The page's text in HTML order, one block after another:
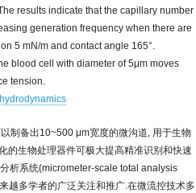
results indicate that the capillary number
generation frequency when there are
5 mN/m and contact angle 165°.
blood cell with diameter of 5μm moves
tension.
hydrodynamics
制备出10~500 μm宽度的微沟道, 用于生物
的生物处理器件可极大提高精准识别和快速
析系统(micrometer-scale total analysis
越多学者的广泛关注和推广.在微流控技术多